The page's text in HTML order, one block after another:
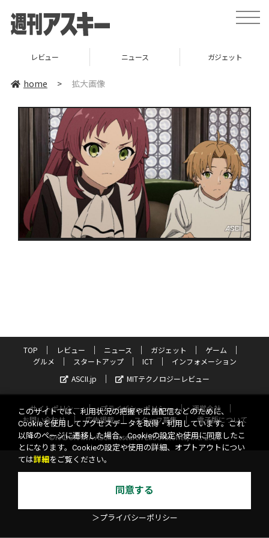
toggle
レビュー ニュース ガジェット
home > 拡大画像
TOP レビュー ニュース ガジェット
ゲーム
グルメ
スタートアップ ICT
インフォメーション
ASCII.jp
MITテクノロジーレビュー
サイトポリシー プライバシーポリシー
運営会社
お問い合わせ
広告掲載 スタッフ募集
電子版について
©KADOKAWA ASCII Research Laboratories, Inc. 2026
このサイトでは、利用状況の把握や広告配信などのために、
Cookieを使用してアクセスデータを取得・利用しています。これ
以降のページに遷移した場合、Cookieの設定や使用に同意したこ
とになります。Cookieの設定や使用の詳細、オプトアウトについ
ては詳細 をご覧ください。
同意する
＞プライバシーポリシー